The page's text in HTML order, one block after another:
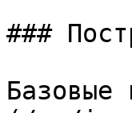
###